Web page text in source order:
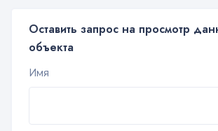
Оставить запрос на просмотр
объекта
Имя